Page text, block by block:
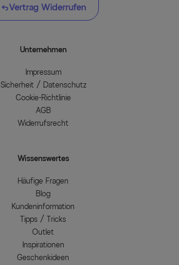
Vertrag Widerrufen
Unternehmen
Impressum
Sicherheit / Datenschutz
Cookie-Richtlinie
AGB
Widerrufsrecht
Wissenswertes
Häufige Fragen
Blog
Kundeninformation
Tipps / Tricks
Outlet
Inspirationen
Geschenkideen